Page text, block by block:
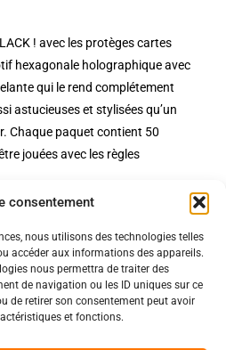
consentement
nous utilisons des technologies telles
accéder aux informations des appareils.
nous permettra de traiter des
de navigation ou les ID uniques sur ce
de retirer son consentement peut avoir
et fonctions.
! avec les protèges cartes
hexagonale holographique avec
qui le rend complétement
astucieuses et stylisées qu’un
Chaque paquet contient 50
jouées avec les règles
Politiques
Politique de confidentialité
Nos conditions de vente et livraison
Code de conduite